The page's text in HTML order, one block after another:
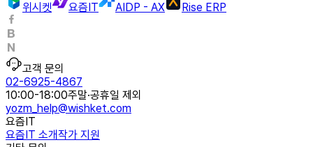
위시켓
요즘IT AIDP - AX Rise ERP
고객 문의
02-6925-4867
10:00-18:00주말·공휴일 제외
yozm_help@wishket.com
요즘IT
요즘IT 소개작가 지원